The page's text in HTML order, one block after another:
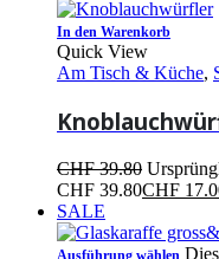
In den Warenkorb
Quick View
Am Tisch & Küche,
CHF39.80
CHF 39.80CHF
SALE
Ausführung wählen